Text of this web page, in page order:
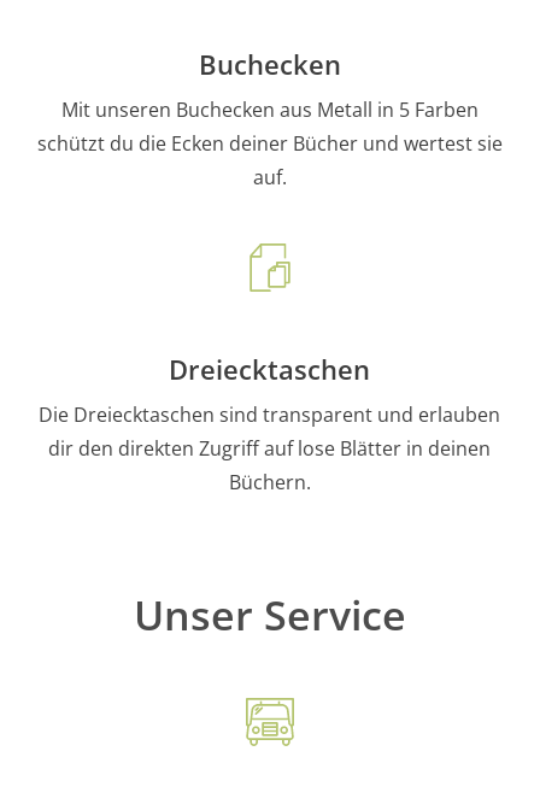
Buchecken
Mit unseren Buchecken aus Metall in 5 Farben
schützt du die Ecken deiner Bücher und wertest sie
auf.
Dreiecktaschen
Die Dreiecktaschen sind transparent und erlauben
dir den direkten Zugriff auf lose Blätter in deinen
Büchern.
Unser Service